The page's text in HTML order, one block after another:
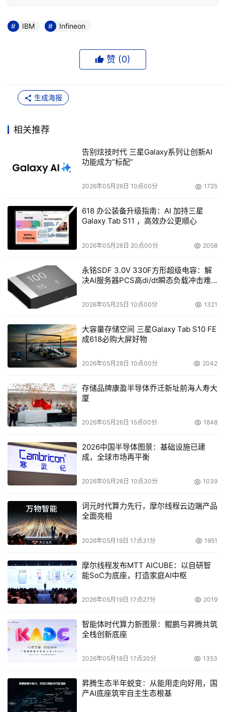
IBM Infineon
赞 (0)
生成海报
相关推荐
告别炫技时代 三星Galaxy系列让创新AI
功能成为“标配”
2026年05月26日 10点00分 1725
618 办公装备升级指南：AI 加持三星
Galaxy Tab S11 ，高效办公更顺心
2026年05月26日 20点00分 2058
永铭SDF 3.0V 330F方形超级电容：解
决AI服务器PCS高di/dt瞬态负载冲击难
2026年05月25日 10点00分 1321
大容量存储空间 三星Galaxy Tab S10 FE
成618必购大屏好物
2026年05月28日 10点00分 2042
存储品牌康盈半导体乔迁新址前海人寿大
厦
2026年05月26日 15点00分 1848
2026中国半导体图景：基础设施已建
成，全球市场再平衡
2026年05月26日 10点30分 1039
词元时代算力先行，摩尔线程云边端产品
全面亮相
2026年05月19日 17点31分 1951
摩尔线程发布MTT AICUBE：以自研智
能SoC为底座，打造家庭AI中枢
2026年05月19日 17点27分 2019
智能体时代算力新图景：鲲鹏与昇腾共筑
全栈创新底座
2026年05月18日 17点20分 1353
昇腾生态半年蜕变：从能用走向好用，国
产AI底座筑牢自主生态根基